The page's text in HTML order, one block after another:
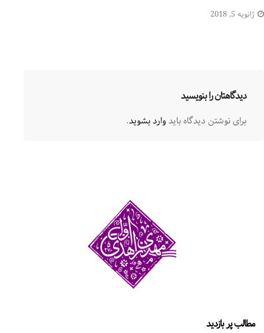
ژانویه 5, 2018
دیدگاهتان را بنویسید
برای نوشتن دیدگاه بایدوارد بشوید.
مطالب پر بازدید